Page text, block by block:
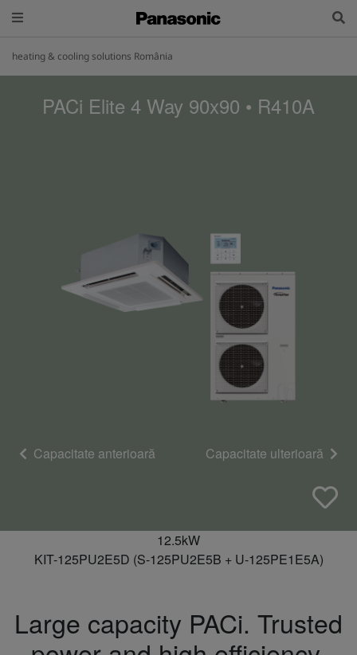
heating & cooling solutions România
PACi Elite 4 Way 90x90 • R410A
Capacitate anterioară Capacitate ulterioară
12.5kW
KIT-125PU2E5D (S-125PU2E5B + U-125PE1E5A)
Large capacity PACi. Trusted